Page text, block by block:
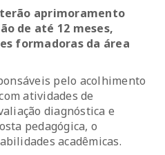
aprimoramento
de até 12 meses,
formadoras da área
pelo acolhimento
atividades de
diagnóstica e
pedagógica, o
acadêmicas.